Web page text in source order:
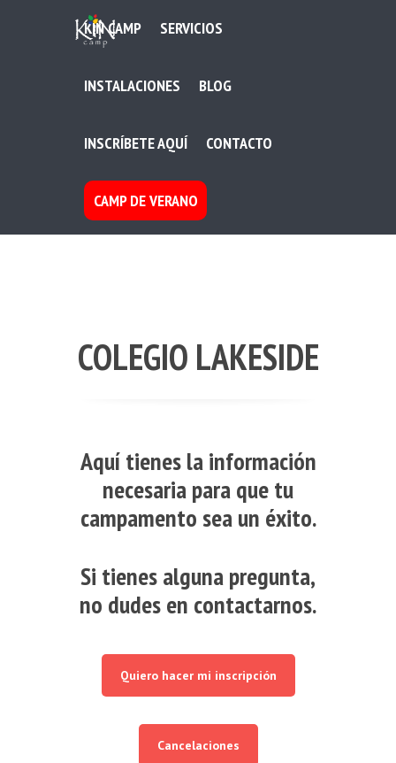
KIN CAMP SERVICIOS
INSTALACIONES BLOG
INSCRÍBETE AQUÍ CONTACTO
CAMP DE VERANO
COLEGIO LAKESIDE
Aquí tienes la información
necesaria para que tu
campamento sea un éxito.
Si tienes alguna pregunta,
no dudes en contactarnos.
Quiero hacer mi inscripción
Cancelaciones